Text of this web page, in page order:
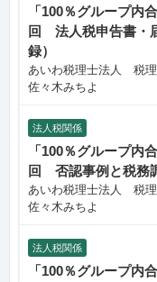
「100％グループ
回 法人税申告書・
録）
あいわ税理士法人 税
佐々木みちよ
法人税関係
「100％グループ
回 否認事例と税務
あいわ税理士法人 税
佐々木みちよ
法人税関係
「100％グループ